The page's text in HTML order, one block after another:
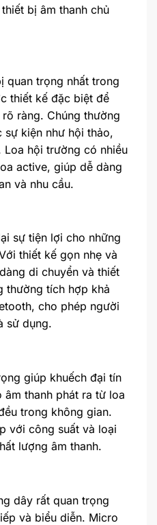
bị âm thanh chủ
quan trọng nhất trong
thiết kế đặc biệt để
ràng. Chúng thường
kiện như hội thảo,
hội trường có nhiều
active, giúp dễ dàng
và nhu cầu.
sự tiện lợi cho những
thiết kế gọn nhẹ và
di chuyển và thiết
thường tích hợp khả
cho phép người
sử dụng.
giúp khuếch đại tín
âm thanh phát ra từ loa
trong không gian.
với công suất và loại
lượng âm thanh.
dây rất quan trọng
và biểu diễn. Micro